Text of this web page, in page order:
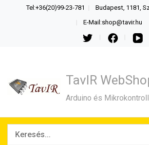
Tel:+36(20)99-23-781 Budapest, 1181,
E-Mail:shop@tavir.hu
TavIR
Arduino és